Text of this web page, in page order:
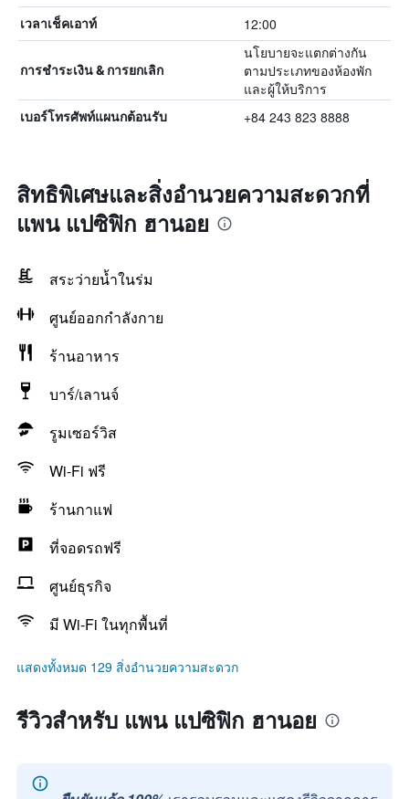
เวลาเช็คเอาท์ 12:00
การชำระเงิน & การยกเลิก
นโยบายจะแตกต่างกัน
ตามประเภทของห้องพัก
และผู้ให้บริการ
เบอร์โทรศัพท์แผนกต้อนรับ +84 243 823 8888
สิทธิพิเศษและสิ่งอำนวยความสะดวกที่
แพน แปซิฟิก ฮานอย
สระว่ายน้ำในร่ม
ศูนย์ออกกำลังกาย
ร้านอาหาร
บาร์/เลานจ์
รูมเซอร์วิส
Wi-Fi ฟรี
ร้านกาแฟ
ที่จอดรถฟรี
ศูนย์ธุรกิจ
มี Wi-Fi ในทุกพื้นที่
แสดงทั้งหมด 129 สิ่งอำนวยความสะดวก
รีวิวสำหรับ แพน แปซิฟิก ฮานอย